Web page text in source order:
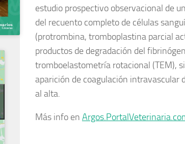
estudio prospectivo observacional de
del recuento completo de células
(protrombina, tromboplastina parcial
productos de degradación del
tromboelastometría rotacional (TEM),
aparición de coagulación intravascular
al alta.
Más info en